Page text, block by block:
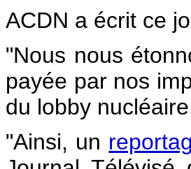
ACDN a écrit ce
"Nous nous
payée par nos
du lobby
"Ainsi, un